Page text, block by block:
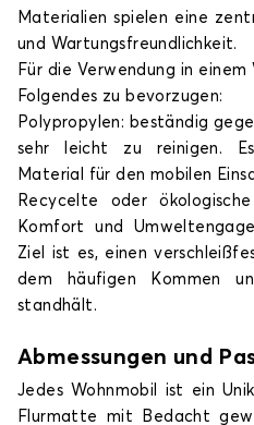
Materialien spielen eine
und Wartungsfreundlichkeit.
Für die Verwendung in
Folgendes zu bevorzugen:
Polypropylen: beständig
sehr leicht zu reinigen.
Material für den mobilen
Recycelte oder
Komfort und
Ziel ist es, einen
dem häufigen Kommen
standhält.
Abmessungen und
Jedes Wohnmobil ist ein
Flurmatte mit Bedacht